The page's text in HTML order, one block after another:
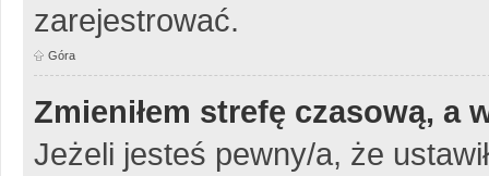
zarejestrować.
Góra
Zmieniłem strefę czasową, a
Jeżeli jesteś pewny/a, że